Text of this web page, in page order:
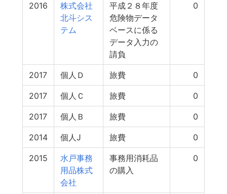
2016
株式会社
北斗シス
テム
平成２８年度
危険物データ
ベースに係る
データ入力の
請負
0
2017 個人Ｄ 旅費 0
2017 個人Ｃ 旅費 0
2017 個人Ｂ 旅費 0
2014 個人J 旅費 0
2015
水戸事務
用品株式
会社
事務用消耗品
の購入
0